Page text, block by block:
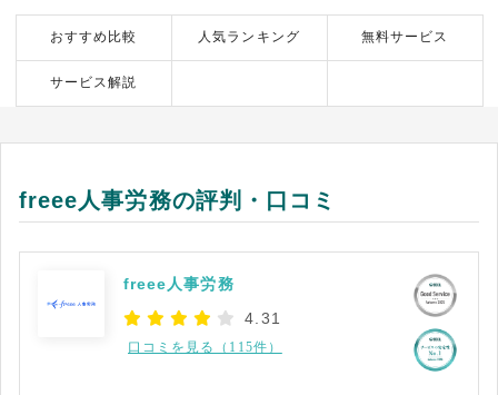
診断から探す(β版)
記事から探す
おすすめ比較 人気ランキング 無料サービス
サービス解説
freee人事労務の評判・口コミ
freee人事労務
4.31
口コミを見る（115件）